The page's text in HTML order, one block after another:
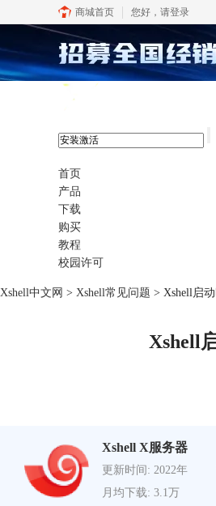
商城首页 您好， 请登录
首页
产品
下载
购买
教程
校园许可
Xshell中文网 > Xshell常见问题 > Xshell启
Xshell
Xshell X服务器
更新时间: 2022年
月均下载: 3.1万